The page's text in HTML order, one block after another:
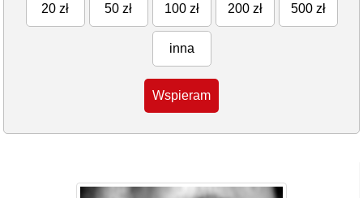
20 zł 50 zł 100 zł 200 zł 500 zł
inna
Wspieram